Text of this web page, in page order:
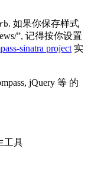
. 如果你保存样式
”, 记得按你设置
sinatra project 实
jQuery 等 的
工具